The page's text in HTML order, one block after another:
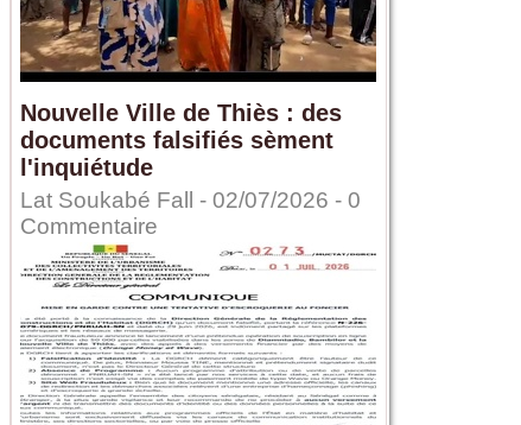
Nouvelle Ville de Thiès : des
documents falsifiés sèment
l'inquiétude
Lat Soukabé Fall - 02/07/2026 - 0
Commentaire